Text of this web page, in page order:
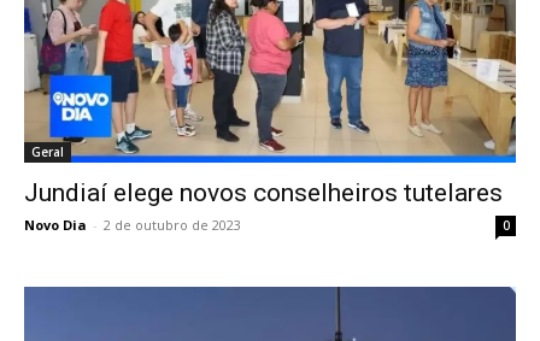
Geral
Jundiaí elege novos conselheiros tutelares
Novo Dia - 2 de outubro de 2023 0